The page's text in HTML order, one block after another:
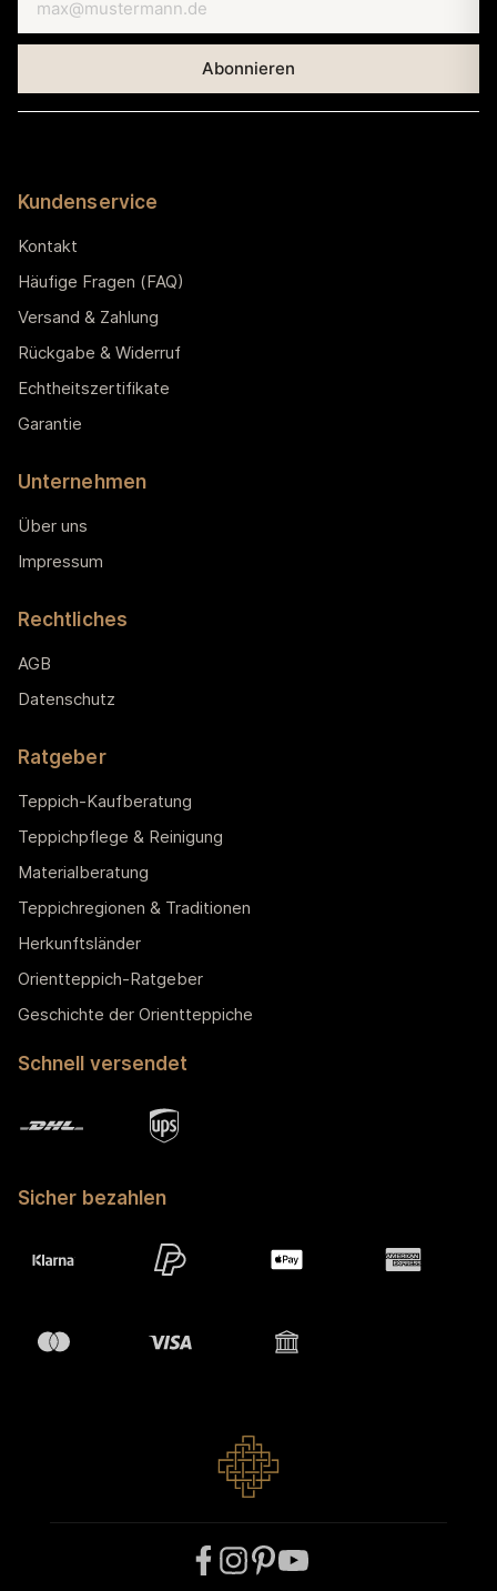
Kundenservice
Kontakt
Häufige Fragen (FAQ)
Versand & Zahlung
Rückgabe & Widerruf
Echtheitszertifikate
Garantie
Unternehmen
Über uns
Impressum
Rechtliches
AGB
Datenschutz
Ratgeber
Teppich-Kaufberatung
Teppichpflege & Reinigung
Materialberatung
Teppichregionen & Traditionen
Herkunftsländer
Orientteppich-Ratgeber
Geschichte der Orientteppiche
Schnell versendet
Sicher bezahlen